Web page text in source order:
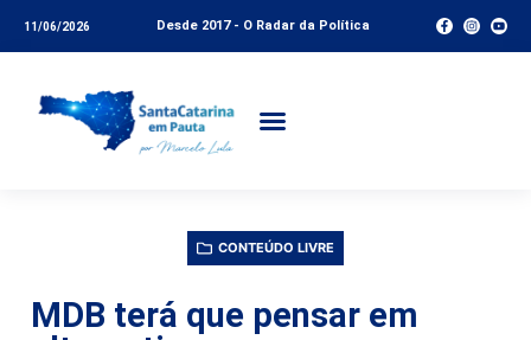
11/06/2026 Desde 2017 - O Radar da Política
CONTEÚDO LIVRE
MDB terá que pensar em